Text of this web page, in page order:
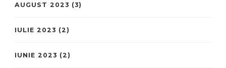
AUGUST 2023 (3)
IULIE 2023 (2)
IUNIE 2023 (2)